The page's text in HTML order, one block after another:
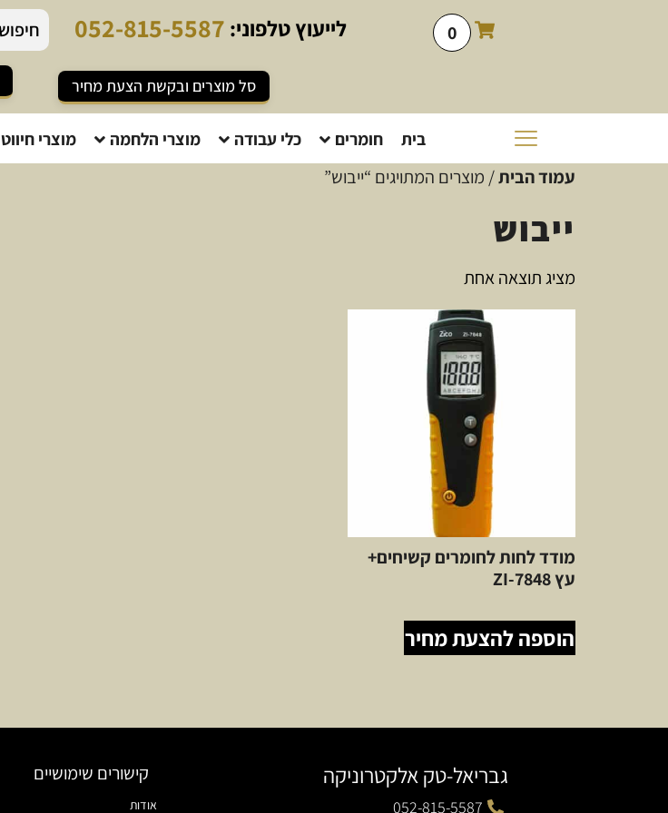
0 לייעוץטלפוני: 052-815-5587
סל מוצרים ובקשת הצעת מחיר
בית חומרים כלי עבודה מוצרי הלחמה מוצרי חיווט
עמוד הבית/ מוצרים המתויגים “ייבוש”
ייבוש
מציג תוצאה אחת
מודד לחות לחומרים קשיחים+
עץ ZI-7848
הוספה להצעת מחיר
גבריאל-טק אלקטרוניקה
052-815-5587
קישורים שימושיים
אודות